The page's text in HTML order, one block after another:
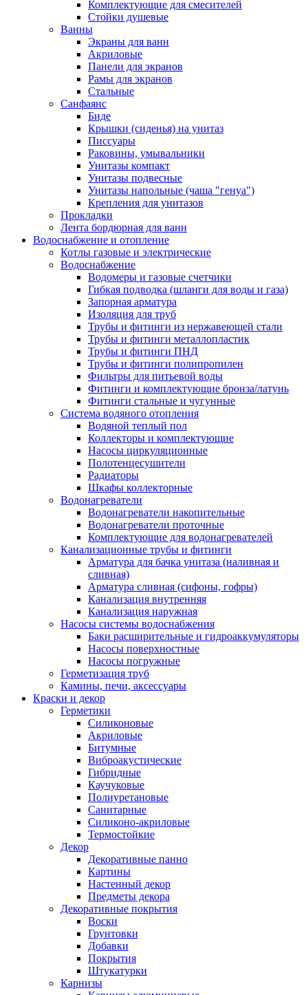
Комплектующие для смесителей
Стойки душевые
Ванны
Экраны для ванн
Акриловые
Панели для экранов
Рамы для экранов
Стальные
Санфаянс
Биде
Крышки (сиденья) на унитаз
Писсуары
Раковины, умывальники
Унитазы компакт
Унитазы подвесные
Унитазы напольные (чаша "генуа")
Крепления для унитазов
Прокладки
Лента бордюрная для ванн
Водоснабжение и отопление
Котлы газовые и электрические
Водоснабжение
Водомеры и газовые счетчики
Гибкая подводка (шланги для воды и газа)
Запорная арматура
Изоляция для труб
Трубы и фитинги из нержавеющей стали
Трубы и фитинги металлопластик
Трубы и фитинги ПНД
Трубы и фитинги полипропилен
Фильтры для питьевой воды
Фитинги и комплектующие бронза/латунь
Фитинги стальные и чугунные
Система водяного отопления
Водяной теплый пол
Коллекторы и комплектующие
Насосы циркуляционные
Полотенцесушители
Радиаторы
Шкафы коллекторные
Водонагреватели
Водонагреватели накопительные
Водонагреватели проточные
Комплектующие для водонагревателей
Канализационные трубы и фитинги
Арматура для бачка унитаза (наливная и
сливная)
Арматура сливная (сифоны, гофры)
Канализация внутренняя
Канализация наружная
Насосы системы водоснабжения
Баки расширительные и гидроаккумуляторы
Насосы поверхностные
Насосы погружные
Герметизация труб
Камины, печи, аксессуары
Краски и декор
Герметики
Силиконовые
Акриловые
Битумные
Виброакустические
Гибридные
Каучуковые
Полиуретановые
Санитарные
Силиконо-акриловые
Термостойкие
Декор
Декоративные панно
Картины
Настенный декор
Предметы декора
Декоративные покрытия
Воски
Грунтовки
Добавки
Покрытия
Штукатурки
Карнизы